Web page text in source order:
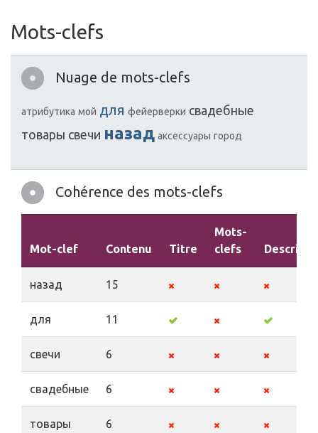
Mots-clefs
Nuage de mots-clefs
атрибутика мой для фейерверки свадебные
товары свечи назад аксессуары город
Cohérence des mots-clefs
Mot-clef Contenu Titre
Mots-
clefs
назад 15
для 11
свечи 6
свадебные 6
товары 6